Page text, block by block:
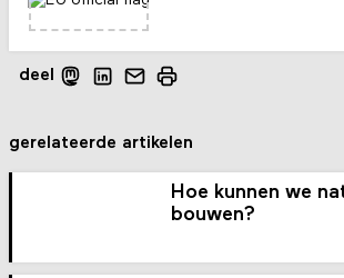
deel
gerelateerde artikelen
Hoe kunnen we
bouwen?